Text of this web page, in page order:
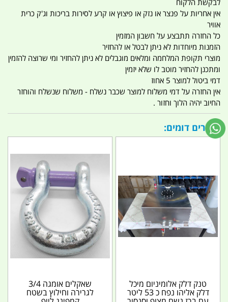
לבקשת הלקוח
אין אחריות על פנצר או נזק או פיצוץ או קרע לסירות בריכות וג'ק כרית
אוויר
כל החזרה תתבצע על חשבון המזמין
הזמנות מיוחדות לא ניתן לבטל או להחזיר
מוצרי תקופת המלחמה ומלאים מוגבלים לא ניתן להחזיר ומי שרוצה להזמין
ומתכנן להחזיר מוטב לו שלא יזמין
דמי ביטול למוצר 5 אחוז
אין החזרה על דמי משלוח למוצר שכבר נשלח - משלוח שנשלח והוחזר
החיוב יהיה הלוך וחזור .
מוצרים דומים:
טנק דלק אלומיניום מיכל
דלק אליהו נפח כ 53 ליטר
שאקלים אומגה 3/4
לגרירה וחילוץ בשטח